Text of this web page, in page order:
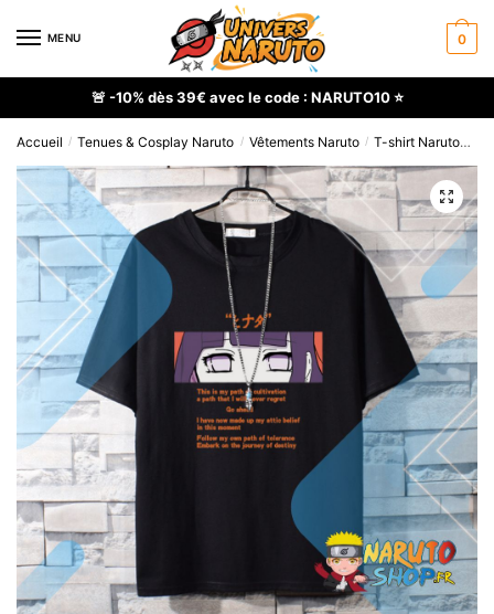
MENU 0
🚨 -10% dès 39€ avec le code : NARUTO10 ⭐
Accueil / Tenues & Cosplay Naruto / Vêtements Naruto / T-shirt Naruto
🔍